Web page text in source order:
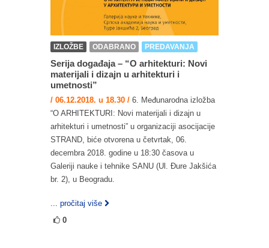
IZLOŽBE ODABRANO PREDAVANJA
Serija događaja – “O arhitekturi: Novi
materijali i dizajn u arhitekturi i
umetnosti”
/ 06.12.2018. u 18.30 / 6. Međunarodna izložba
“O ARHITEKTURI: Novi materijali i dizajn u
arhitekturi i umetnosti” u organizaciji asocijacije
STRAND, biće otvorena u četvrtak, 06.
decembra 2018. godine u 18:30 časova u
Galeriji nauke i tehnike SANU (Ul. Đure Jakšića
br. 2), u Beogradu.
... pročitaj više
0